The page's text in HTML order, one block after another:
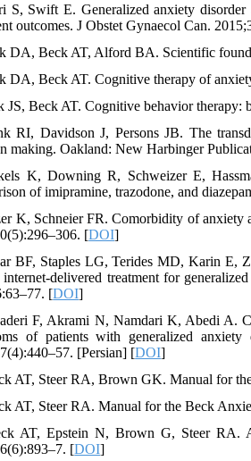
S, Swift E. Generalized anxiety disorder
outcomes. J Obstet Gynaecol Can.
DA, Beck AT, Alford BA. Scientific
DA, Beck AT. Cognitive therapy of
JS, Beck AT. Cognitive behavior
RI, Davidson J, Persons JB. The
making. Oakland: New Harbinger
K, Downing R, Schweizer E,
of imipramine, trazodone, and
K, Schneier FR. Comorbidity of anxiety
[DOI]
BF, Staples LG, Terides MD, Karin E,
internet-delivered treatment for
[DOI]
F, Akrami N, Namdari K, Abedi A.
of patients with generalized
[Persian] [DOI]
AT, Steer RA, Brown GK. Manual for
AT, Steer RA. Manual for the Beck
AT, Epstein N, Brown G, Steer RA.
[DOI]